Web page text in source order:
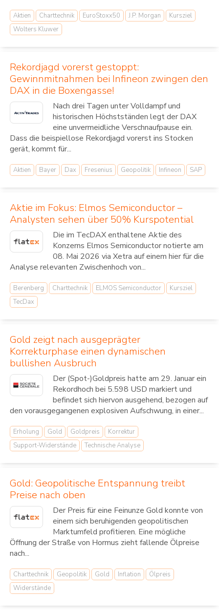
Aktien Charttechnik EuroStoxx50 J.P. Morgan
Kursziel
Wolters Kluwer
Rekordjagd vorerst gestoppt:
Gewinnmitnahmen bei Infineon zwingen den
DAX in die Boxengasse!
Nach drei Tagen unter Volldampf und
historischen Höchstständen legt der DAX
eine unvermeidliche Verschnaufpause ein.
Dass die beispiellose Rekordjagd vorerst ins Stocken
gerät, kommt für...
Aktien Bayer Dax Fresenius Geopolitik Infineon SAP
Aktie im Fokus: Elmos Semiconductor –
Analysten sehen über 50% Kurspotential
Die im TecDAX enthaltene Aktie des
Konzerns Elmos Semiconductor notierte am
08. Mai 2026 via Xetra auf einem hier für die
Analyse relevanten Zwischenhoch von...
Berenberg Charttechnik ELMOS Semiconductor
Kursziel
TecDax
Gold zeigt nach ausgeprägter
Korrekturphase einen dynamischen
bullishen Ausbruch
Der (Spot-)Goldpreis hatte am 29. Januar ein
Rekordhoch bei 5.598 USD markiert und
befindet sich hiervon ausgehend, bezogen auf
den vorausgegangenen explosiven Aufschwung, in einer...
Erholung Gold Goldpreis
Korrektur
Support-Widerstände
Technische Analyse
Gold: Geopolitische Entspannung treibt
Preise nach oben
Der Preis für eine Feinunze Gold konnte von
einem sich beruhigenden geopolitischen
Marktumfeld profitieren. Eine mögliche
Öffnung der Straße von Hormus zieht fallende Ölpreise
nach...
Charttechnik Geopolitik Gold Inflation
Ölpreis
Widerstände